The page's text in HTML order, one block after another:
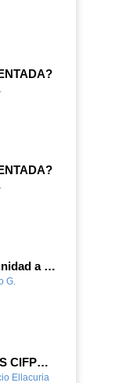
Dale una oportunidad a los Chromebooks y utiliza un proyector para realizar talleres si no tienes pantallas táctiles
G.
Presentación IES CIFPD Ignacio Ellacuría
Ellacuria